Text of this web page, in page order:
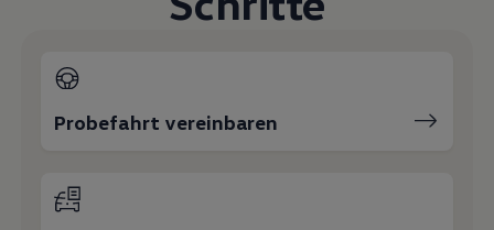
Volkswagen R
Probefahrt vereinbaren